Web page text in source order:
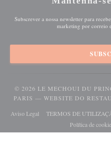
Subscrever a nossa newsletter para
marketing por correio
© 2026 LE MECHOUI DU
PARIS — WEBSITE DO
Aviso Legal((abre numa nova janela))
TERMOS DE
Política de